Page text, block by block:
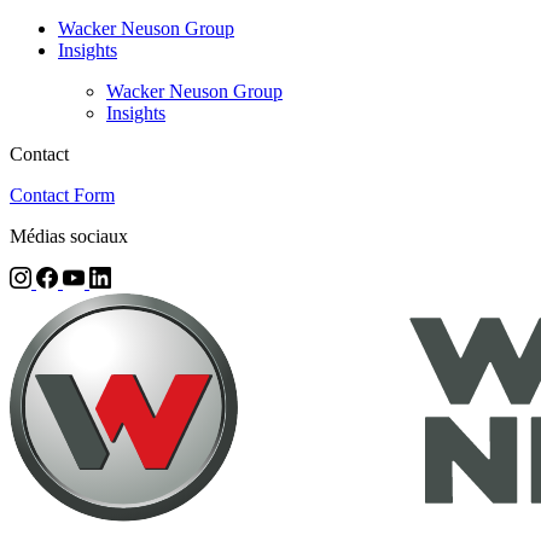
Wacker Neuson Group
Insights
Wacker Neuson Group
Insights
Contact
Contact Form
Médias sociaux